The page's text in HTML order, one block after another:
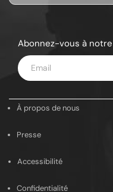
Abonnez-vous à
Saisissez
votre
mail
À propos de nous
Presse
Accessibilité
Confidentialité